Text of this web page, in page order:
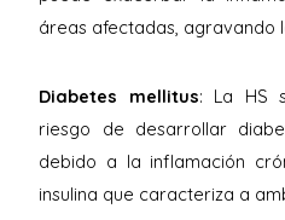
áreas afectadas, agravando
Diabetes mellitus: La HS
riesgo de desarrollar
debido a la inflamación
insulina que caracteriza a